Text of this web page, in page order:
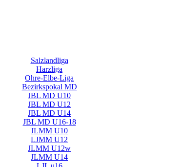
Salzlandliga
Harzliga
Ohre-Elbe-Liga
Bezirkspokal MD
JBL MD U10
JBL MD U12
JBL MD U14
JBL MD U16-18
JLMM U10
LJMM U12
JLMM U12w
JLMM U14